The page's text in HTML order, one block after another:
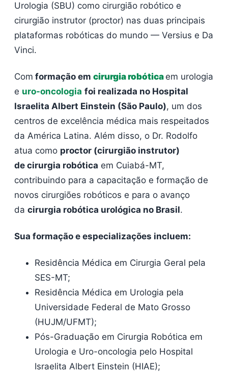
Urologia (SBU) como cirurgião robótico e
cirurgião instrutor (proctor) nas duas principais
plataformas robóticas do mundo — Versius e Da
Vinci.
Com formação em cirurgia robótica em urologia
e uro-oncologia foi realizada no Hospital
Israelita Albert Einstein (São Paulo), um dos
centros de excelência médica mais respeitados
da América Latina. Além disso, o Dr. Rodolfo
atua como proctor (cirurgião instrutor)
de cirurgia robótica em Cuiabá-MT,
contribuindo para a capacitação e formação de
novos cirurgiões robóticos e para o avanço
da cirurgia robótica urológica no Brasil.
Sua formação e especializações incluem:
Residência Médica em Cirurgia Geral pela
SES-MT;
Residência Médica em Urologia pela
Universidade Federal de Mato Grosso
(HUJM/UFMT);
Pós-Graduação em Cirurgia Robótica em
Urologia e Uro-oncologia pelo Hospital
Israelita Albert Einstein (HIAE);